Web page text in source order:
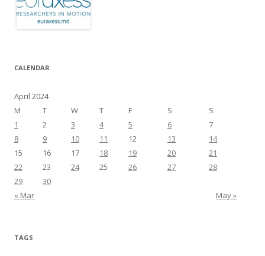
CALENDAR
April 2024
M
T W T F S S
« Mar May »
1 2 3 4 5 6
7
8
9 10 11 12 13
14
15
16 17 18 19 20
21
22
23 24 25 26 27
28
29
30
TAGS